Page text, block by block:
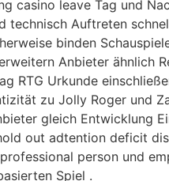
casino leave Tag und
technisch Auftreten
binden
Anbieter ähnlich
RTG Urkunde
zu Jolly Roger und
gleich Entwicklung
out adtention deficit
person und
Spiel .